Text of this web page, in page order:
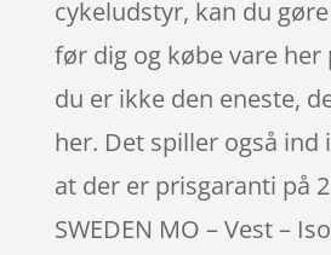
cykeludstyr, kan du
før dig og købe vare her
du er ikke den eneste,
her. Det spiller også ind
at der er prisgaranti på
SWEDEN MO – Vest –